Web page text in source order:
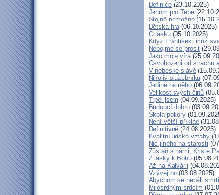
Definice (23.10.2025)
Jenom pro Tebe
Stejně nemožné
Dětská hra(06.10.2025)
O lásku (05.10.2025)
Když František, muž
Nebojme se prosit
Jako moje víra
Osvobozeni od strachu
V nebeské slávě
Nikoliv služebníka
Jedině na něho
Velikost svých činů
Trpěl jsem (04.09.2025)
Budoucí dobro
Škola pokory
Není větší příklad
Definitivně (24.08.2025)
Kvalitní lidské vztahy
Nic jiného na starosti
Zůstaň s námi, Kriste
Z lásky k Bohu
Až na Kalvárii
Vzývej ho (03.08.2025)
Abychom se nebáli smrti
Milosrdným srdcím